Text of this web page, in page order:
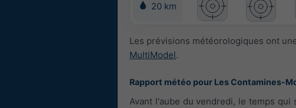
20 km
Les prévisions météorologiques ont
MultiModel.
Rapport météo pour Les Contamines-
Avant l'aube du vendredi, le temps qui